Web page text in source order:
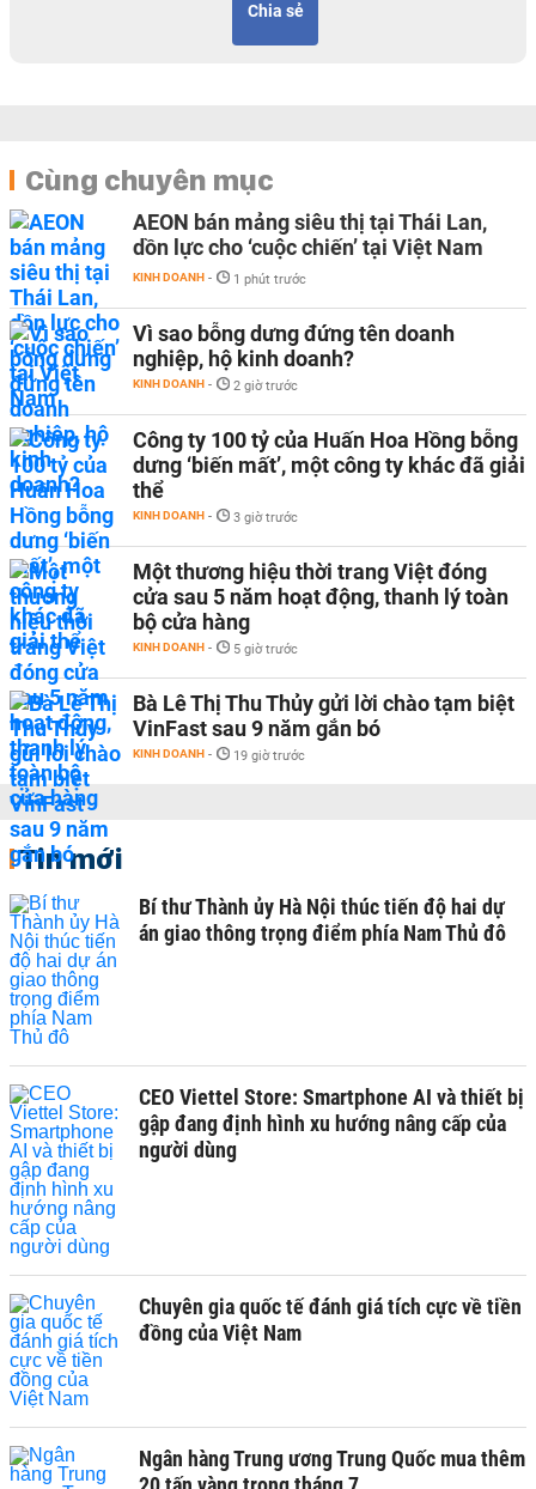
Chia sẻ
Cùng chuyên mục
AEON bán mảng siêu thị tại Thái Lan,
dồn lực cho ‘cuộc chiến’ tại Việt Nam
KINH DOANH - 1 phút trước
Vì sao bỗng dưng đứng tên doanh
nghiệp, hộ kinh doanh?
KINH DOANH - 2 giờ trước
Công ty 100 tỷ của Huấn Hoa Hồng bỗng
dưng ‘biến mất’, một công ty khác đã giải
thể
KINH DOANH - 3 giờ trước
Một thương hiệu thời trang Việt đóng
cửa sau 5 năm hoạt động, thanh lý toàn
bộ cửa hàng
KINH DOANH - 5 giờ trước
Bà Lê Thị Thu Thủy gửi lời chào tạm biệt
VinFast sau 9 năm gắn bó
KINH DOANH - 19 giờ trước
Tin mới
Bí thư Thành ủy Hà Nội thúc tiến độ hai dự
án giao thông trọng điểm phía Nam Thủ đô
CEO Viettel Store: Smartphone AI và thiết bị
gập đang định hình xu hướng nâng cấp của
người dùng
Chuyên gia quốc tế đánh giá tích cực về tiền
đồng của Việt Nam
Ngân hàng Trung ương Trung Quốc mua thêm